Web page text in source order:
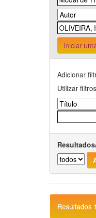
Iniciar
Adicionar
Utilizar
Resultados